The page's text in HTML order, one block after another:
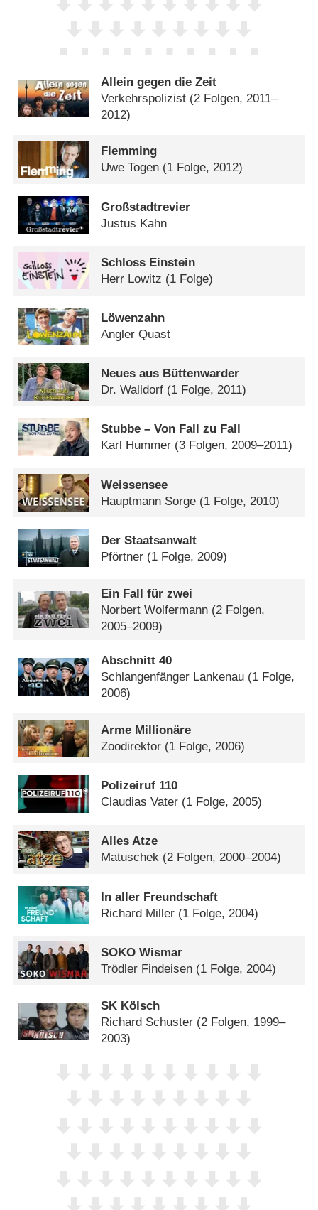
Allein gegen die Zeit
Verkehrspolizist (2 Folgen, 2011–
2012)
Flemming
Uwe Togen (1 Folge, 2012)
Großstadtrevier
Justus Kahn
Schloss Einstein
Herr Lowitz (1 Folge)
Löwenzahn
Angler Quast
Neues aus Büttenwarder
Dr. Walldorf (1 Folge, 2011)
Stubbe – Von Fall zu Fall
Karl Hummer (3 Folgen, 2009–2011)
Weissensee
Hauptmann Sorge (1 Folge, 2010)
Der Staatsanwalt
Pförtner (1 Folge, 2009)
Ein Fall für zwei
Norbert Wolfermann (2 Folgen,
2005–2009)
Abschnitt 40
Schlangenfänger Lankenau (1 Folge,
2006)
Arme Millionäre
Zoodirektor (1 Folge, 2006)
Polizeiruf 110
Claudias Vater (1 Folge, 2005)
Alles Atze
Matuschek (2 Folgen, 2000–2004)
In aller Freundschaft
Richard Miller (1 Folge, 2004)
SOKO Wismar
Trödler Findeisen (1 Folge, 2004)
SK Kölsch
Richard Schuster (2 Folgen, 1999–
2003)